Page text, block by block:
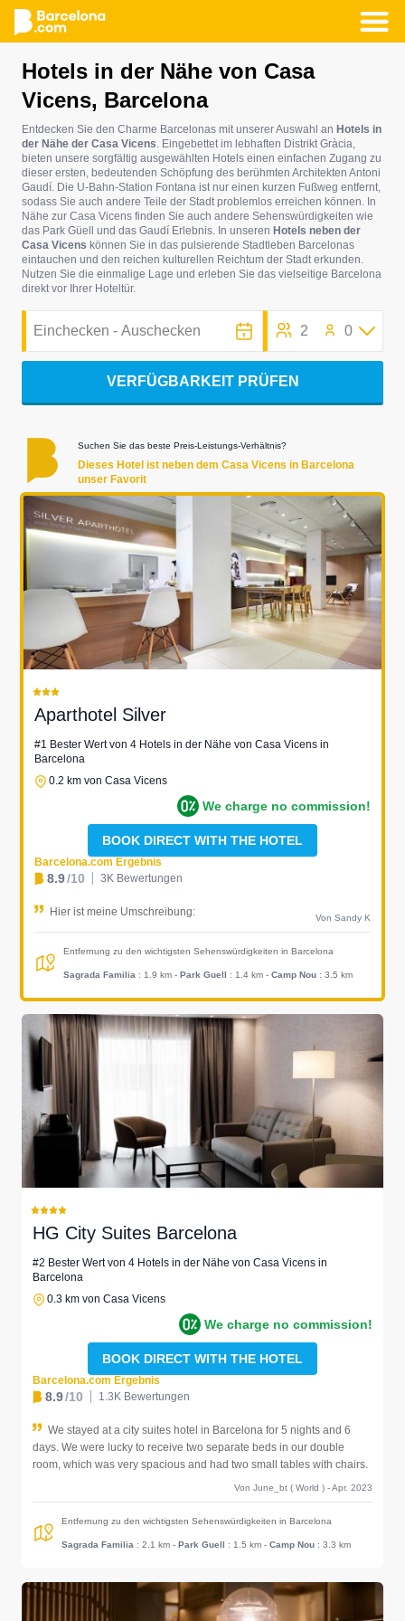
zum
Inhalt
Hotels in der Nähe von Casa
Vicens, Barcelona
Entdecken Sie den Charme Barcelonas mit unserer Auswahl an Hotels in
der Nähe der Casa Vicens. Eingebettet im lebhaften Distrikt Gràcia,
bieten unsere sorgfältig ausgewählten Hotels einen einfachen Zugang zu
dieser ersten, bedeutenden Schöpfung des berühmten Architekten Antoni
Gaudí. Die U-Bahn-Station Fontana ist nur einen kurzen Fußweg entfernt,
sodass Sie auch andere Teile der Stadt problemlos erreichen können. In
Nähe zur Casa Vicens finden Sie auch andere Sehenswürdigkeiten wie
das Park Güell und das Gaudí Erlebnis. In unseren Hotels neben der
Casa Vicens können Sie in das pulsierende Stadtleben Barcelonas
eintauchen und den reichen kulturellen Reichtum der Stadt erkunden.
Nutzen Sie die einmalige Lage und erleben Sie das vielseitige Barcelona
direkt vor Ihrer Hoteltür.
2 0
VERFÜGBARKEIT PRÜFEN
Suchen Sie das beste Preis-Leistungs-Verhältnis?
Dieses Hotel ist neben dem Casa Vicens in Barcelona
unser Favorit
Aparthotel Silver
#1 Bester Wert von 4 Hotels in der Nähe von Casa Vicens in
Barcelona
0.2 km von Casa Vicens
We charge no commission!
BOOK DIRECT WITH THE HOTEL
Barcelona.com Ergebnis
8.9/10 3K Bewertungen
Hier ist meine Umschreibung: Von Sandy K
Entfernung zu den wichtigsten Sehenswürdigkeiten in Barcelona
Sagrada Familia : 1.9 km - Park Guell : 1.4 km - Camp Nou : 3.5 km
HG City Suites Barcelona
#2 Bester Wert von 4 Hotels in der Nähe von Casa Vicens in
Barcelona
0.3 km von Casa Vicens
We charge no commission!
BOOK DIRECT WITH THE HOTEL
Barcelona.com Ergebnis
8.9/10 1.3K Bewertungen
We stayed at a city suites hotel in Barcelona for 5 nights and 6
days. We were lucky to receive two separate beds in our double
room, which was very spacious and had two small tables with chairs.
Von June_bt ( World ) - Apr. 2023
Entfernung zu den wichtigsten Sehenswürdigkeiten in Barcelona
Sagrada Familia : 2.1 km - Park Guell : 1.5 km - Camp Nou : 3.3 km